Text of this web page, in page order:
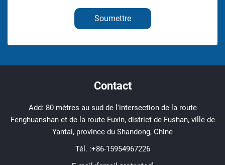
Soumettre
Contact
Add: 80 mètres au sud de l'intersection de la route
Fenghuanshan et de la route Fuxin, district de Fushan, ville de
Yantai, province du Shandong, Chine
Tél. :+86-15954967226